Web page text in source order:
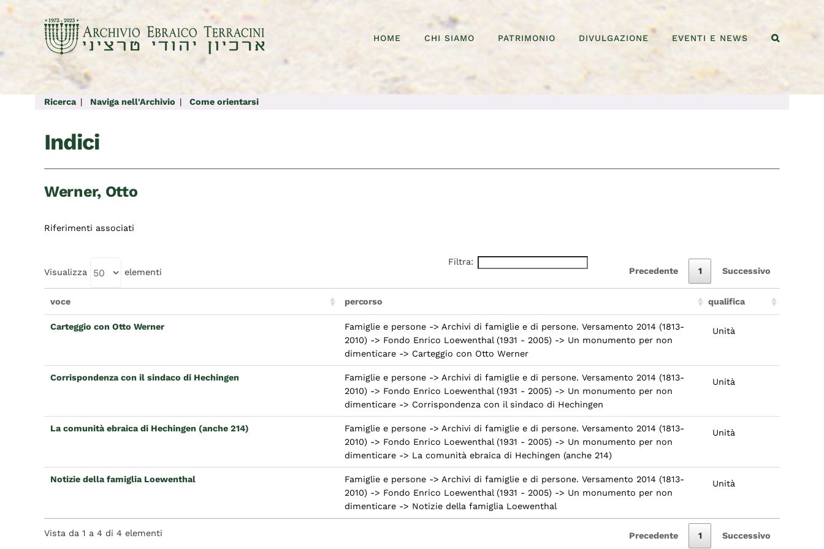
Salta
contenuto
HOME CHI SIAMO PATRIMONIO DIVULGAZIONE EVENTI E NEWS
Ricerca | Naviga nell'Archivio | Come orientarsi
Indici
Werner, Otto
Riferimenti associati
Precedente 1 Successivo
Visualizza elementi
Filtra:
voce percorso qualifica
Carteggio con Otto Werner
Famiglie e persone -> Archivi di famiglie e di persone. Versamento 2014 (1813-
2010) -> Fondo Enrico Loewenthal (1931 - 2005) -> Un monumento per non
dimenticare -> Carteggio con Otto Werner
Unità
Corrispondenza con il sindaco di Hechingen
Famiglie e persone -> Archivi di famiglie e di persone. Versamento 2014 (1813-
2010) -> Fondo Enrico Loewenthal (1931 - 2005) -> Un monumento per non
dimenticare -> Corrispondenza con il sindaco di Hechingen
Unità
La comunità ebraica di Hechingen (anche 214)
Famiglie e persone -> Archivi di famiglie e di persone. Versamento 2014 (1813-
2010) -> Fondo Enrico Loewenthal (1931 - 2005) -> Un monumento per non
dimenticare -> La comunità ebraica di Hechingen (anche 214)
Unità
Notizie della famiglia Loewenthal
Famiglie e persone -> Archivi di famiglie e di persone. Versamento 2014 (1813-
2010) -> Fondo Enrico Loewenthal (1931 - 2005) -> Un monumento per non
dimenticare -> Notizie della famiglia Loewenthal
Unità
Vista da 1 a 4 di 4 elementi Precedente 1 Successivo